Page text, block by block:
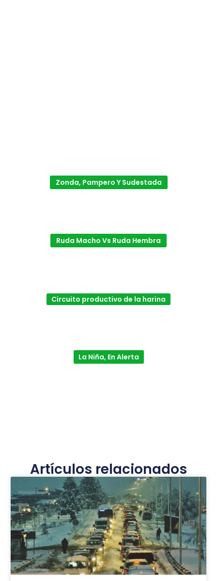
Zonda, Pampero Y Sudestada
Ruda Macho Vs Ruda Hembra
Circuito productivo de la harina
La Niña, En Alerta
Artículos relacionados